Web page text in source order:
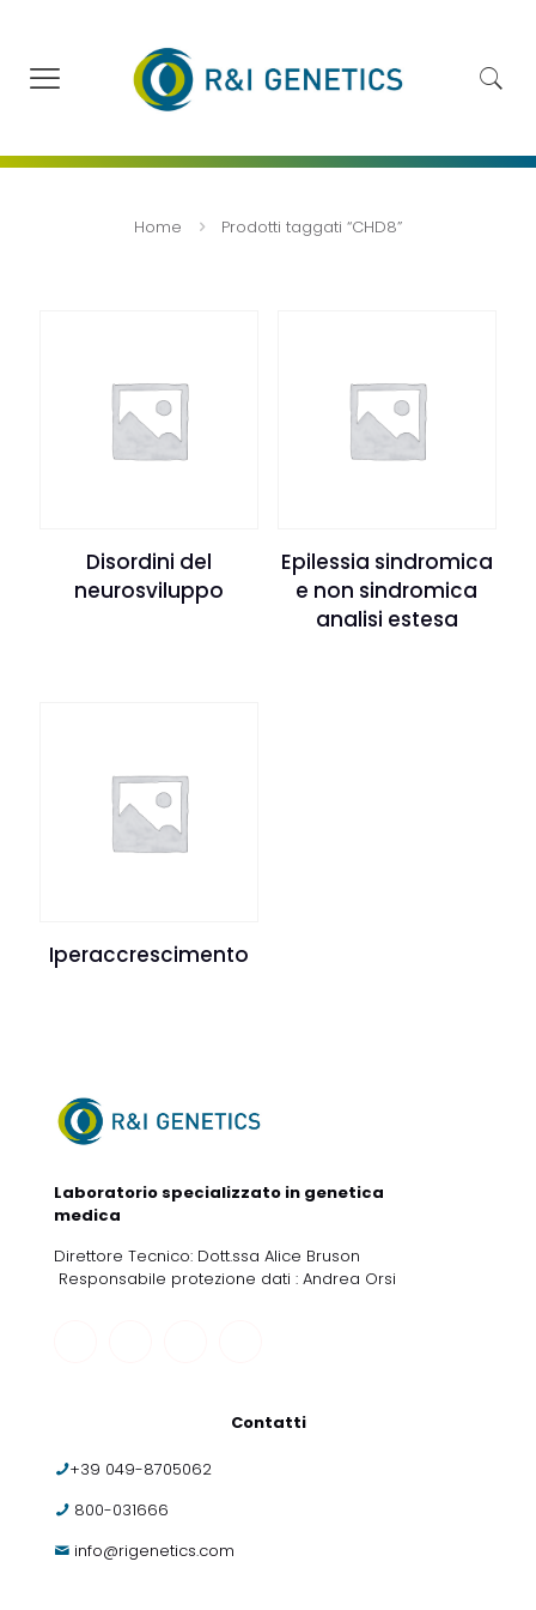
Home Prodotti taggati “CHD8”
Disordini del
neurosviluppo
Epilessia sindromica
e non sindromica
analisi estesa
Iperaccrescimento
Laboratorio specializzato in genetica
medica
Direttore Tecnico: Dott.ssa Alice Bruson
Responsabile protezione dati : Andrea Orsi
Contatti
+39 049-8705062
800-031666
info@rigenetics.com